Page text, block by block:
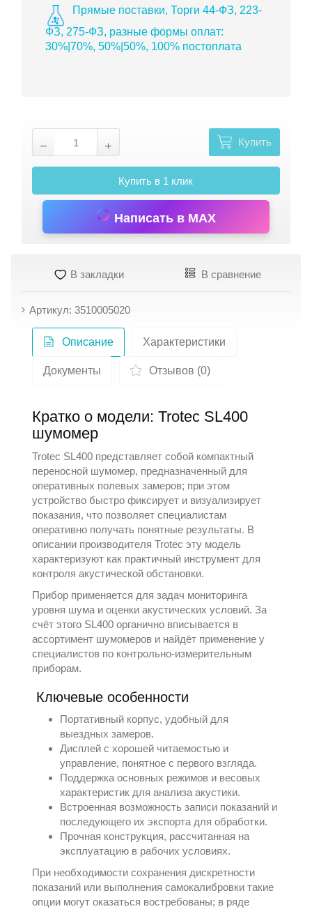
Прямые поставки, Торги 44-ФЗ, 223-
ФЗ, 275-ФЗ, разные формы оплат:
30%|70%, 50%|50%, 100% постоплата
Купить
Купить в 1 клик
Написать в MAX
В закладки В сравнение
Артикул: 3510005020
Описание Характеристики
Документы Отзывов (0)
Кратко о модели: Trotec SL400
шумомер
Trotec SL400 представляет собой компактный
переносной шумомер, предназначенный для
оперативных полевых замеров; при этом
устройство быстро фиксирует и визуализирует
показания, что позволяет специалистам
оперативно получать понятные результаты. В
описании производителяTrotec эту модель
характеризуют как практичный инструмент для
контроля акустической обстановки.
Прибор применяется для задач мониторинга
уровня шума и оценки акустических условий. За
счёт этого SL400 органично вписывается в
ассортимент шумомеров и найдёт применение у
специалистов по контрольно-измерительным
приборам.
Ключевые особенности
Портативный корпус, удобный для
выездных замеров.
Дисплей с хорошей читаемостью и
управление, понятное с первого взгляда.
Поддержка основных режимов и весовых
характеристик для анализа акустики.
Встроенная возможность записи показаний и
последующего их экспорта для обработки.
Прочная конструкция, рассчитанная на
эксплуатацию в рабочих условиях.
При необходимости сохранения дискретности
показаний или выполнения самокалибровки такие
опции могут оказаться востребованы; в ряде